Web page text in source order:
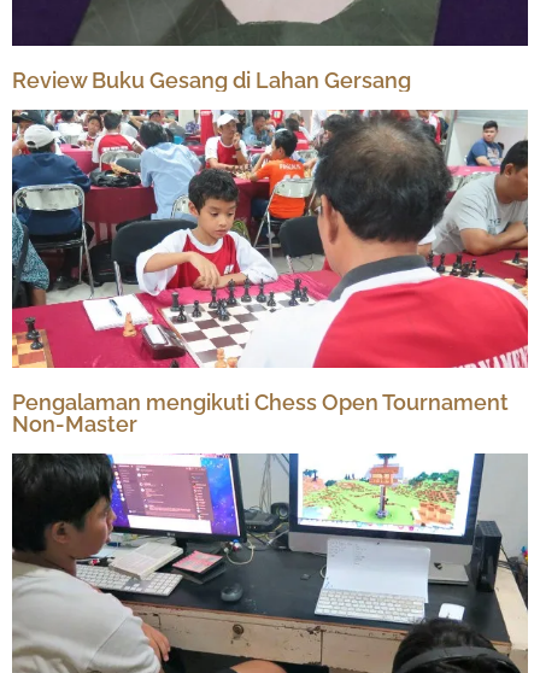
Review Buku Gesang di Lahan Gersang
Pengalaman mengikuti Chess Open Tournament
Non-Master